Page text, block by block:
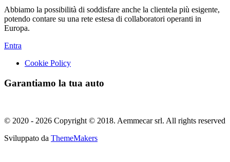
Abbiamo la possibilità di soddisfare anche la clientela più esigente,
potendo contare su una rete estesa di collaboratori operanti in
Europa.
Entra
Cookie Policy
Garantiamo la tua auto
© 2020 - 2026 Copyright © 2018. Aemmecar srl. All rights reserved
Sviluppato da ThemeMakers